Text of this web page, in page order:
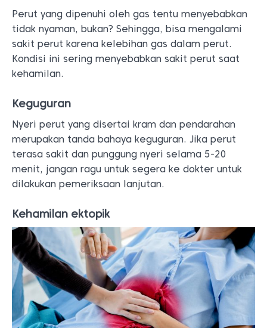
Perut yang dipenuhi oleh gas tentu menyebabkan
tidak nyaman, bukan? Sehingga, bisa mengalami
sakit perut karena kelebihan gas dalam perut.
Kondisi ini sering menyebabkan sakit perut saat
kehamilan.
Keguguran
Nyeri perut yang disertai kram dan pendarahan
merupakan tanda bahaya keguguran. Jika perut
terasa sakit dan punggung nyeri selama 5-20
menit, jangan ragu untuk segera ke dokter untuk
dilakukan pemeriksaan lanjutan.
Kehamilan ektopik